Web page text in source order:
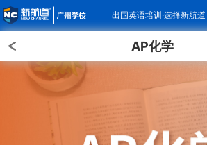
出国英语培训·选择新航道
AP化学